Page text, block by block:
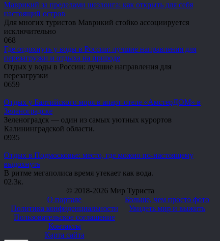
Маврикий за пределами шезлонга: как открыть для себя
настоящий остров
Для многих туристов Маврикий стойко ассоциируется
исключительно
068
Где отдохнуть у воды в России: лучшие направления для
перезагрузки и отдыха на природе
Отдых у воды в России: лучшие направления для
перезагрузки
0659
Отдых у Балтийского моря в апарт-отеле «АмстерДОМ» в
Зеленоградске
Зеленоградск — один из самых уютных курортов
Калининградской области.
0935
Отдых в Подмосковье: место, где можно по-настоящему
выдохнуть
В ритме мегаполиса время утекает как вода.
02.3к.
© 2018-2026 Мир Туриста
О портале
Политика конфиденциальности
Пользовательское соглашение
Контакты
Карта сайта
Больше, чем просто фото
Увидеть мир и выжить